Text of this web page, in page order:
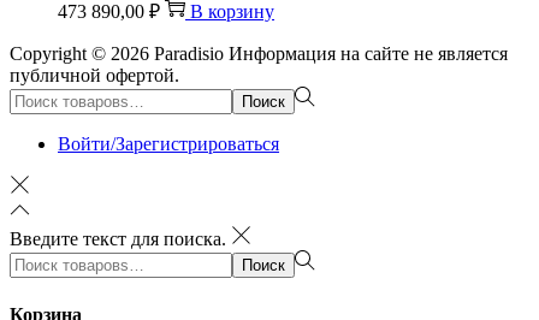
473 890,00 ₽ В корзину
Copyright © 2026 Paradisio Информация на сайте не является
публичной офертой.
Поиск:>
Поиск
Войти/Зарегистрироваться
Введите текст для поиска.
Поиск:>
Поиск
Корзина